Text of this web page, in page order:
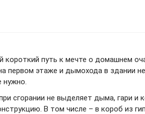
путь к мечте о домашнем
первом этаже и дымохода в здании
нужно.
сгорании не выделяет дыма, гари и
В том числе – в короб из